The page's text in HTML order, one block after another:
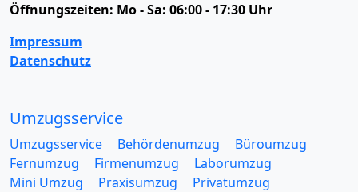
Öffnungszeiten: Mo - Sa: 06:00 - 17:30 Uhr
Impressum
Datenschutz
Umzugsservice
Umzugsservice Behördenumzug
Büroumzug
Fernumzug
Firmenumzug
Laborumzug
Mini Umzug
Praxisumzug
Privatumzug